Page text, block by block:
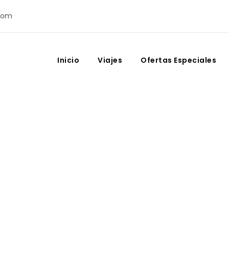
Inicio Viajes Ofertas Especiales